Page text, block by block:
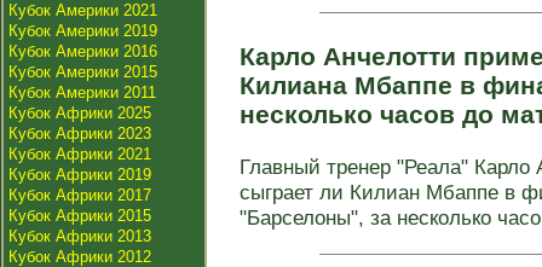
Кубок Америки 2021
Кубок Америки 2019
Кубок Америки 2016
Кубок Америки 2015
Кубок Америки 2011
Кубок Африки 2025
Кубок Африки 2023
Кубок Африки 2021
Кубок Африки 2019
Кубок Африки 2017
Кубок Африки 2015
Кубок Африки 2013
Кубок Африки 2012
Карло Анчелотти
Килиана Мбаппе в
несколько часов до
Главный тренер "Реала"
сыграет ли Килиан Мбаппе в
"Барселоны", за несколько